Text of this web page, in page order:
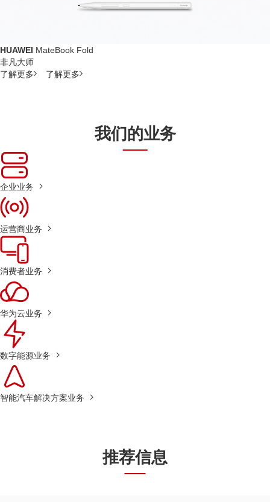
HUAWEI MateBook Fold
非凡大师
了解更多
了解更多
我们的业务
企业业务
运营商业务
消费者业务
华为云业务
数字能源业务
智能汽车解决方案业务
推荐信息